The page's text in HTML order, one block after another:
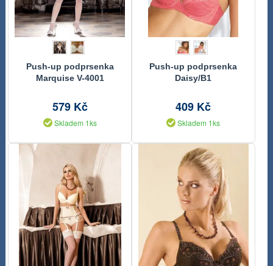
Push-up podprsenka
Marquise V-4001
579 Kč
Skladem 1ks
Push-up podprsenka
Daisy/B1
409 Kč
Skladem 1ks